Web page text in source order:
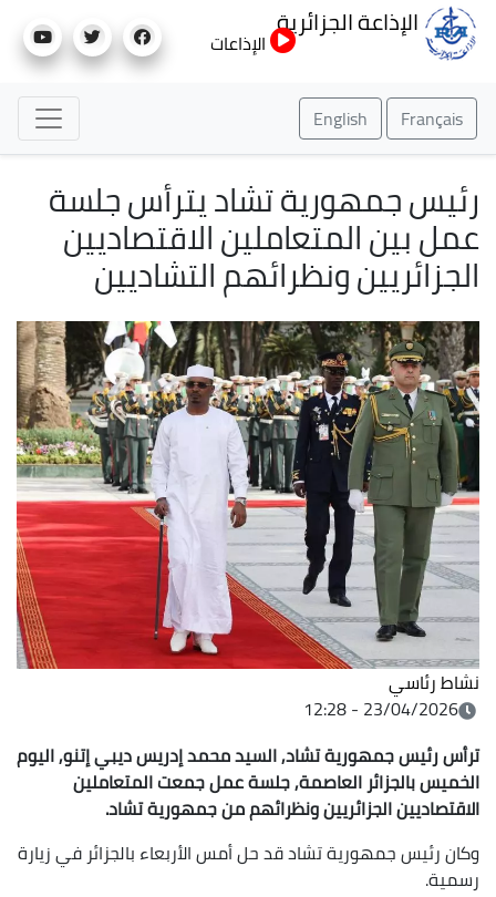
إلى
الإذاعة الجزائرية
الإذاعات
Français
English
رئيس جمهورية تشاد يترأس جلسة
عمل بين المتعاملين الاقتصاديين
الجزائريين ونظرائهم التشاديين
نشاط رئاسي
23/04/2026 - 12:28
ترأس رئيس جمهورية تشاد, السيد محمد إدريس ديبي إتنو, اليوم
الخميس بالجزائر العاصمة, جلسة عمل جمعت المتعاملين
الاقتصاديين الجزائريين ونظرائهم من جمهورية تشاد.
وكان رئيس جمهورية تشاد قد حل أمس الأربعاء بالجزائر في زيارة
رسمية.